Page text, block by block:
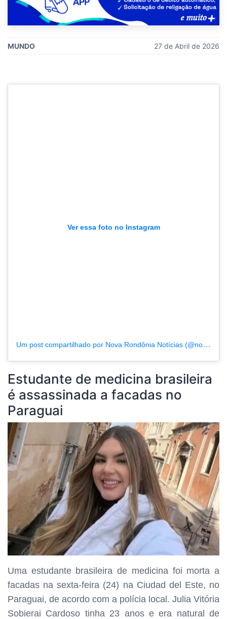
MUNDO 27 de Abril de 2026
Ver essa foto no Instagram
Um post compartilhado por Nova Rondônia Notícias (@novarondonia)
Estudante de medicina brasileira
é assassinada a facadas no
Paraguai
Uma estudante brasileira de medicina foi morta a
facadas na sexta-feira (24) na Ciudad del Este, no
Paraguai, de acordo com a polícia local. Julia Vitória
Sobierai Cardoso tinha 23 anos e era natural de